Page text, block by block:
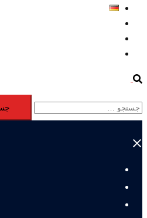
Search
جستجو
برای:
Close